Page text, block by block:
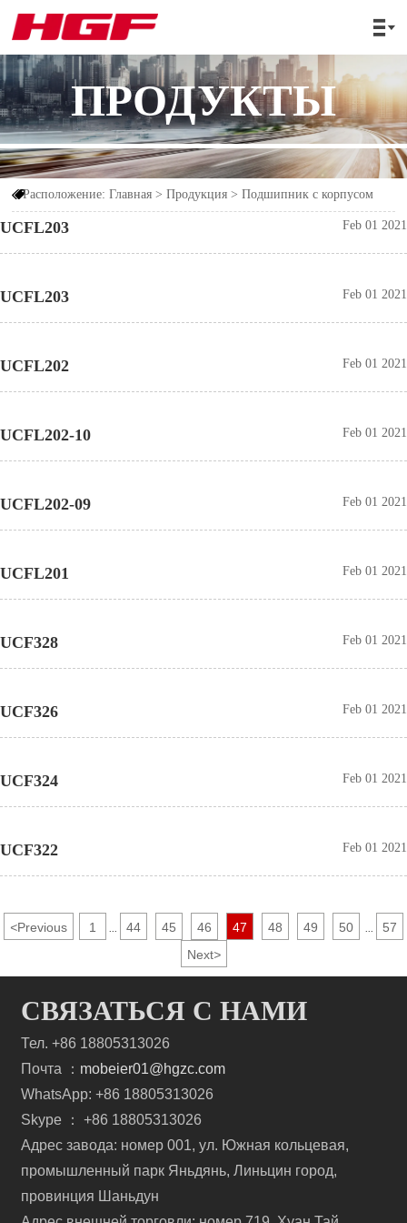

ПРОДУКТЫ
Расположение:Главная >Продукция >Подшипник с корпусом
UCFL203 Feb 01 2021
UCFL203 Feb 01 2021
UCFL202 Feb 01 2021
UCFL202-10 Feb 01 2021
UCFL202-09 Feb 01 2021
UCFL201 Feb 01 2021
UCF328 Feb 01 2021
UCF326 Feb 01 2021
UCF324 Feb 01 2021
UCF322 Feb 01 2021
<Previous 1 44 45 46 47 48 49 50
57
Next>
СВЯЗАТЬСЯ С НАМИ
Тел. +86 18805313026
Почта ： mobeier01@hgzc.com
WhatsApp: +86 18805313026
Skype ： +86 18805313026
Адрес завода: номер 001, ул. Южная кольцевая,
промышленный парк Яньдянь, Линьцин город,
провинция Шаньдун